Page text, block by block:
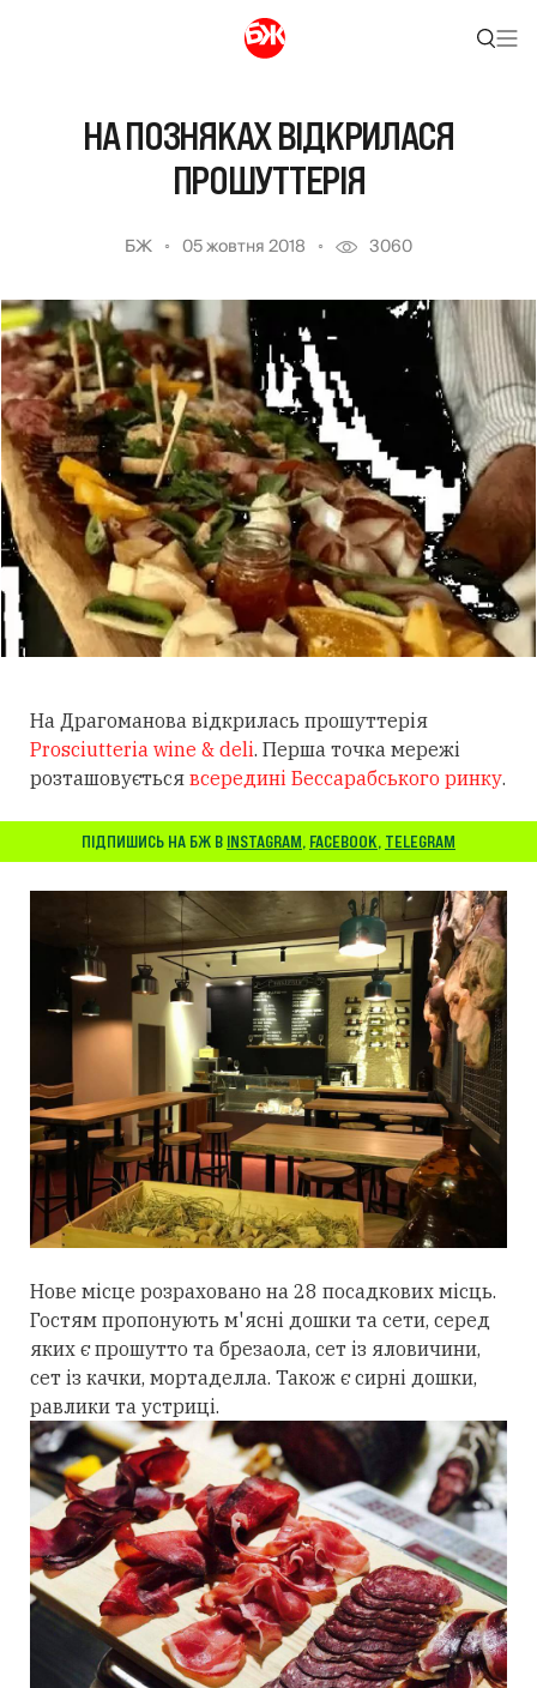
НА ПОЗНЯКАХ ВІДКРИЛАСЯ
ПРОШУТТЕРІЯ
БЖ 05 жовтня 2018 3060
На Драгоманова відкрилась прошуттерія
Prosciutteria wine & deli. Перша точка мережі
розташовується всередині Бессарабського ринку.
ПІДПИШИСЬ НА БЖ В INSTAGRAM, FACEBOOK, TELEGRAM
Нове місце розраховано на 28 посадкових місць.
Гостям пропонують м'ясні дошки та сети, серед
яких є прошутто та брезаола, сет із яловичини,
сет із качки, мортаделла. Також є сирні дошки,
равлики та устриці.